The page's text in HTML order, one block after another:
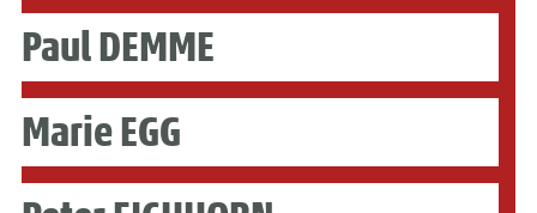
Paul DEMME
Marie EGG